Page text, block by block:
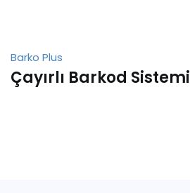
Barko Plus
Çayırlı Barkod Sistemi